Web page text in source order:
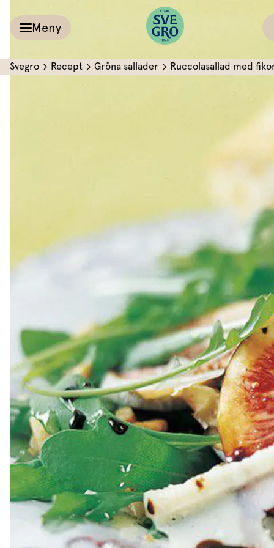
Meny
Vårt ansvar
Om oss
Dressingar
Dressing
Vinägrett
Örtolja
Svegro Recept Gröna sallader Ruccolasallad med